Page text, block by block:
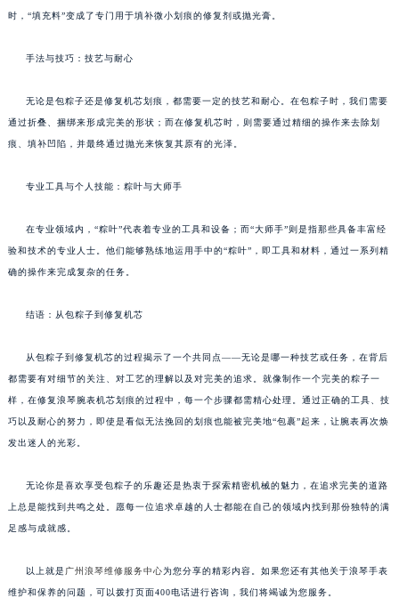
时，“填充料”变成了专门用于填补微小划痕的修复剂或抛光膏。
手法与技巧：技艺与耐心
无论是包粽子还是修复机芯划痕，都需要一定的技艺和耐心。在包粽子时，我们需要
通过折叠、捆绑来形成完美的形状；而在修复机芯时，则需要通过精细的操作来去除划
痕、填补凹陷，并最终通过抛光来恢复其原有的光泽。
专业工具与个人技能：粽叶与大师手
在专业领域内，“粽叶”代表着专业的工具和设备；而“大师手”则是指那些具备丰富经
验和技术的专业人士。他们能够熟练地运用手中的“粽叶”，即工具和材料，通过一系列精
确的操作来完成复杂的任务。
结语：从包粽子到修复机芯
从包粽子到修复机芯的过程揭示了一个共同点——无论是哪一种技艺或任务，在背后
都需要有对细节的关注、对工艺的理解以及对完美的追求。就像制作一个完美的粽子一
样，在修复浪琴腕表机芯划痕的过程中，每一个步骤都需精心处理。通过正确的工具、技
巧以及耐心的努力，即使是看似无法挽回的划痕也能被完美地“包裹”起来，让腕表再次焕
发出迷人的光彩。
无论你是喜欢享受包粽子的乐趣还是热衷于探索精密机械的魅力，在追求完美的道路
上总是能找到共鸣之处。愿每一位追求卓越的人士都能在自己的领域内找到那份独特的满
足感与成就感。
以上就是 广州浪琴维修服务中心为您分享的精彩内容。如果您还有其他关于浪琴手表
维护和保养的问题，可以拨打页面400电话进行咨询，我们将竭诚为您服务。